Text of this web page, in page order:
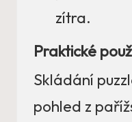
zítra.
Praktické
Skládání
pohled z